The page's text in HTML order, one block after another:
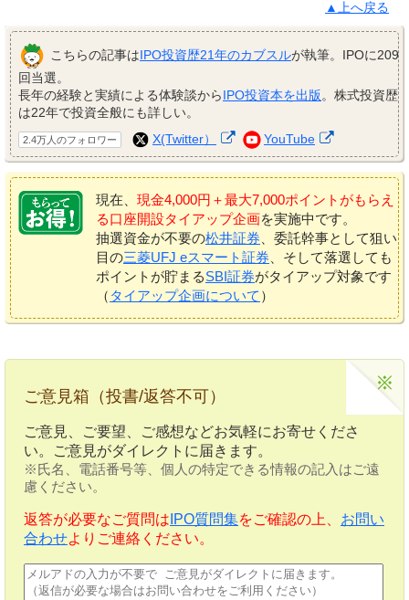
▲上へ戻る
こちらの記事はIPO投資歴21年のカブスルが執筆。IPOに209
回当選。
長年の経験と実績による体験談からIPO投資本を出版。株式投資歴
は22年で投資全般にも詳しい。
2.4万人のフォロワー X(Twitter） YouTube
現在、 現金4,000円＋最大7,000ポイントがもらえ
る口座開設タイアップ企画を実施中です。
抽選資金が不要の松井証券 、委託幹事として狙い
目の三菱UFJ eスマート証券 、そして落選しても
ポイントが貯まるSBI証券がタイアップ対象です
（ タイアップ企画について ）
ご意見箱（投書/返答不可）
ご意見、ご要望、ご感想などお気軽にお寄せくださ
い。ご意見がダイレクトに届きます。
※氏名、電話番号等、個人の特定できる情報の記入はご遠
慮ください。
返答が必要なご質問は IPO質問集をご確認の上、 お問い
合わせよりご連絡ください。